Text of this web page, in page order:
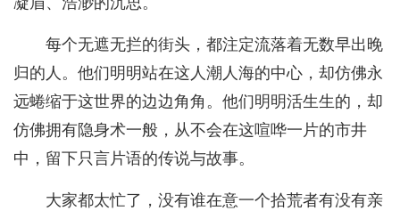
每个无遮无拦的街头，都注定流落着无数早出晚
归的人。他们明明站在这人潮人海的中心，却仿佛永
远蜷缩于这世界的边边角角。他们明明活生生的，却
仿佛拥有隐身术一般，从不会在这喧哗一片的市井
中，留下只言片语的传说与故事。
大家都太忙了，没有谁在意一个拾荒者有没有亲